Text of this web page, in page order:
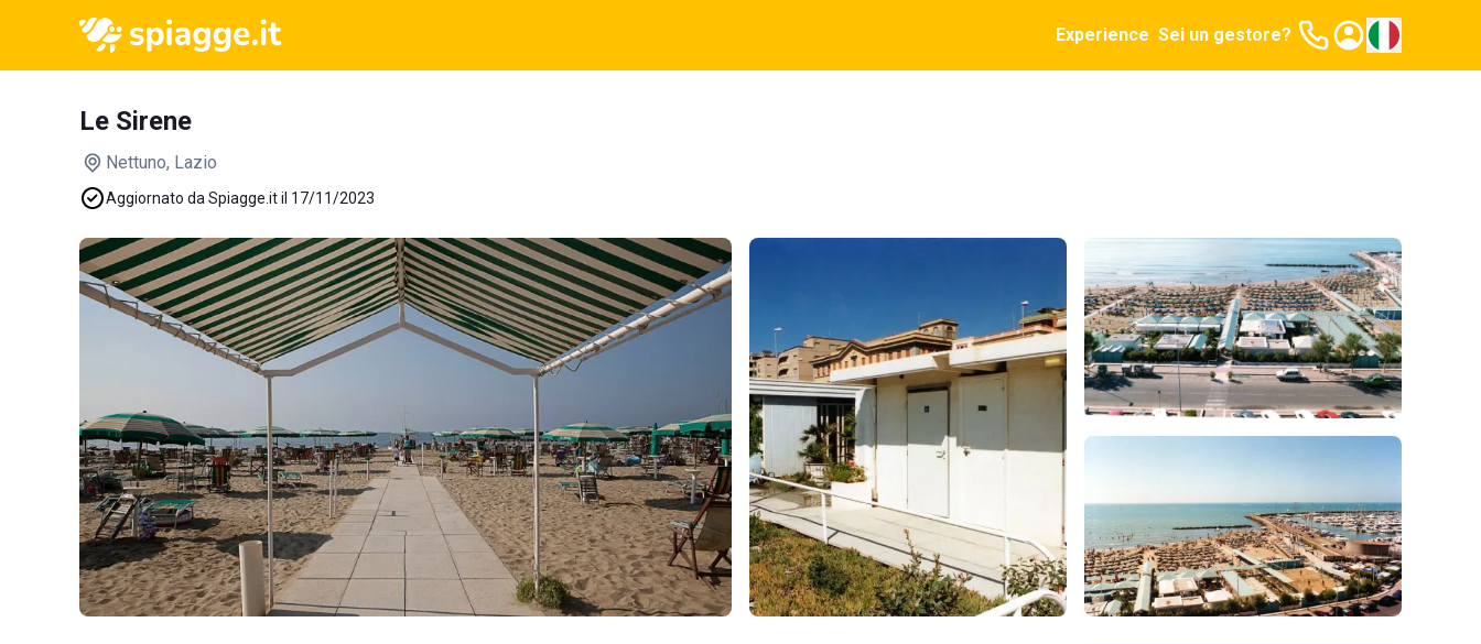
Experience Sei un gestore?
Le Sirene
Nettuno, Lazio
Aggiornato da Spiagge.it il 17/11/2023